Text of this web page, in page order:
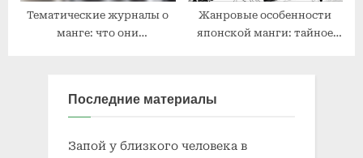
Тематические журналы о
манге: что они
Жанровые особенности
японской манги: тайное
Последние материалы
Запой у близкого человека в